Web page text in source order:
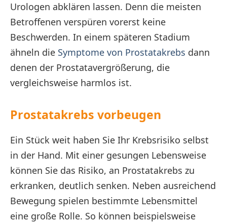
Urologen abklären lassen. Denn die meisten
Betroffenen verspüren vorerst keine
Beschwerden. In einem späteren Stadium
ähneln die Symptome von Prostatakrebs dann
denen der Prostatavergrößerung, die
vergleichsweise harmlos ist.
Prostatakrebs vorbeugen
Ein Stück weit haben Sie Ihr Krebsrisiko selbst
in der Hand. Mit einer gesungen Lebensweise
können Sie das Risiko, an Prostatakrebs zu
erkranken, deutlich senken. Neben ausreichend
Bewegung spielen bestimmte Lebensmittel
eine große Rolle. So können beispielsweise